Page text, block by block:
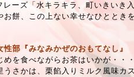
レーズ「水キラキラ、町いきいき
お餅、この上ない幸せなひととき
部『みなみかぜのおもてなし』
めを食べながらお茶はいかが・・・
うさかは、栗餡入りミルク風味カ